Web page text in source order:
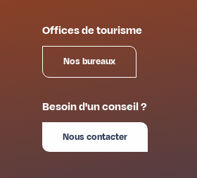
Offices de tourisme
Nos bureaux
Besoin d'un conseil ?
Nous contacter